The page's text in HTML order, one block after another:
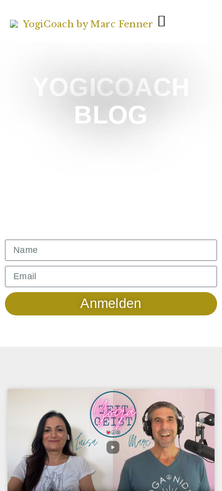
YOGICOACH
BLOG
Anmelden